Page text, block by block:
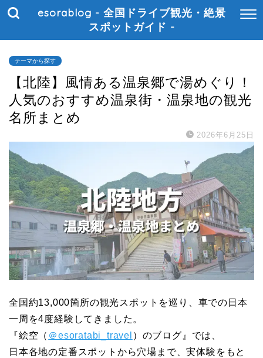
esorablog - 全国ドライブ観光・絶景
スポットガイド -
テーマから探す
【北陸】風情ある温泉郷で湯めぐり！
人気のおすすめ温泉街・温泉地の観光
名所まとめ
2026年6月25日
全国約13,000箇所の観光スポットを巡り、車での日本
一周を4度経験してきました。
『絵空（ ＠esoratabi_travel ）のブログ』では、
日本各地の定番スポットから穴場まで、実体験をもと